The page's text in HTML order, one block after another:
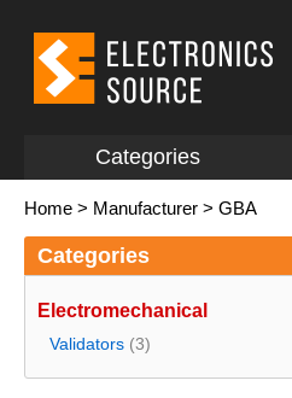
Categories
Home > Manufacturer > GBA
Categories
Electromechanical
Validators (3)